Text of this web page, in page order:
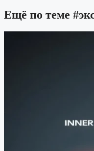
Ещё по теме